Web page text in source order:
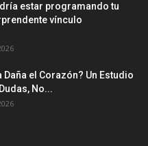
estar programando tu
vínculo
Daña el Corazón? Un Estudio
No...